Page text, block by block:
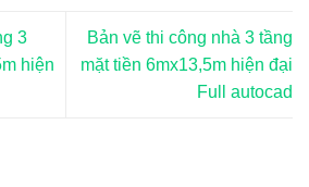
3
hiện
Bản vẽ thi công nhà 3 tầng
mặt tiền 6mx13,5m hiện đại
Full autocad